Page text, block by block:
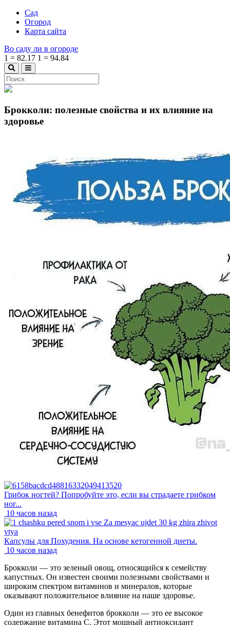
Сад
Огород
Карта сайта
Во саду ли в огороде
1 = 82.17 1 = 94.84
Брокколи: полезные свойства и их влияние на
здоровье
Грибок ногтей? Попробуйте это, если вы страдаете грибком
ног...
10 часов назад
Капсулы для Похудения. На основе кетогенной диеты.
10 часов назад
Брокколи — это зеленый овощ, относящийся к семейству
капустных. Он известен своими полезными свойствами и
широким спектром витаминов и минералов, которые
оказывают положительное влияние на наше здоровье.
Один из главных бенефитов брокколи — это ее высокое
содержание витамина С. Этот мощный антиоксидант